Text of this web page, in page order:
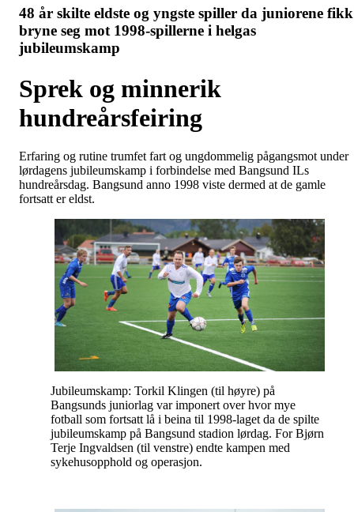
48 år skilte eldste og yngste spiller da juniorene fikk
bryne seg mot 1998-spillerne i helgas
jubileumskamp
Sprek og minnerik
hundreårsfeiring
Erfaring og rutine trumfet fart og ungdommelig pågangsmot under
lørdagens jubileumskamp i forbindelse med Bangsund ILs
hundreårsdag. Bangsund anno 1998 viste dermed at de gamle
fortsatt er eldst.
Jubileumskamp: Torkil Klingen (til høyre) på
Bangsunds juniorlag var imponert over hvor mye
fotball som fortsatt lå i beina til 1998-laget da de spilte
jubileumskamp på Bangsund stadion lørdag. For Bjørn
Terje Ingvaldsen (til venstre) endte kampen med
sykehusopphold og operasjon.